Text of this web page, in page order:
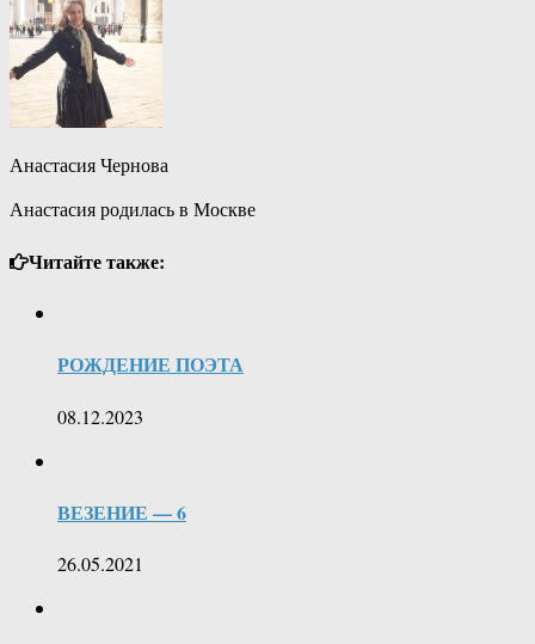
Анастасия Чернова
Анастасия родилась в Москве
Читайте также:
РОЖДЕНИЕ ПОЭТА
08.12.2023
ВЕЗЕНИЕ — 6
26.05.2021